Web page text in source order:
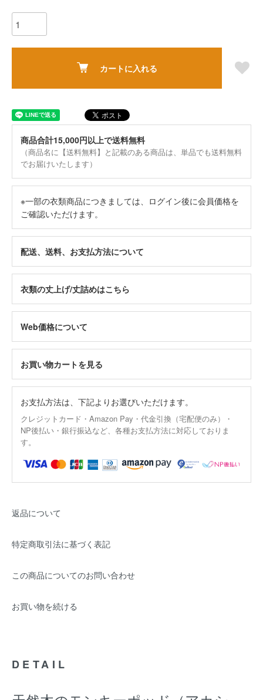
カートに入れる
商品合計15,000円以上で送料無料
（商品名に【送料無料】と記載のある商品は、単品でも送料無料
でお届けいたします）
※一部の衣類商品につきましては、ログイン後に会員価格を
ご確認いただけます。
配送、送料、お支払方法について
衣類の丈上げ/丈詰めはこちら
Web価格について
お買い物カートを見る
お支払方法は、下記よりお選びいただけます。
クレジットカード・Amazon Pay・代金引換（宅配便のみ）・
NP後払い・銀行振込など、各種お支払方法に対応しておりま
す。
返品について
特定商取引法に基づく表記
この商品についてのお問い合わせ
お買い物を続ける
DETAIL